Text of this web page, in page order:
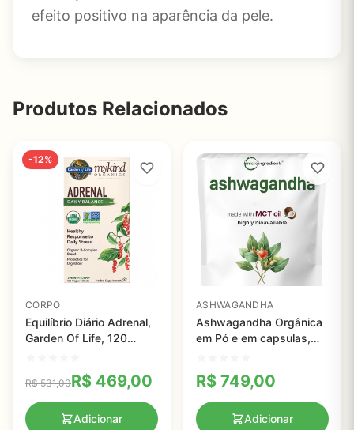
efeito positivo na aparência da pele.
Produtos Relacionados
-12%
CORPO
Equilíbrio Diário Adrenal,
Garden Of Life, 120
R$531,00R$ 469,00
Adicionar
ASHWAGANDHA
Ashwagandha Orgânica
em Pó e em capsulas,
R$ 749,00
Adicionar